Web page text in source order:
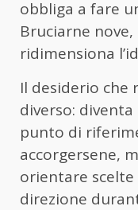
obbliga a fare
Bruciarne
ridimensiona
Il desiderio che
diverso:
punto di
accorgersene,
orientare scelte
direzione